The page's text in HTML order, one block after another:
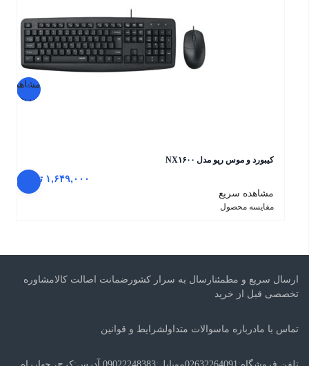
مشاهده
سریع
کیبورد و موس رپو مدل NX۱۶۰۰
۱,۶۴۹,۰۰۰ تومان
مشاهده سریع
مقایسه محصول
ارسال سریع و مطمئنارسال به سرار کشورضمانت اصالت کالامشاوره
تخصصی قبل از خرید
تماس با مادرباره ماسوالات متداولشرایط و قوانین